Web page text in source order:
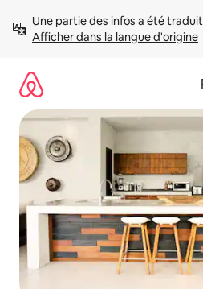
directement
Afficher dans la langue d'origine